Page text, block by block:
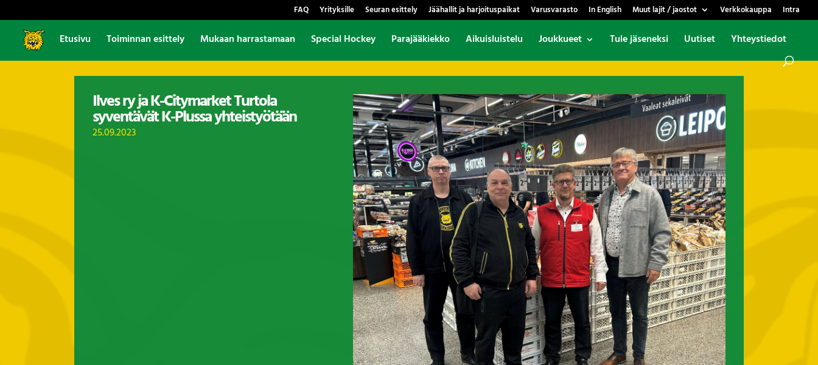
FAQ Yrityksille Seuran esittely Jäähallit ja harjoituspaikat Varusvarasto In English Muut lajit / jaostot Verkkokauppa Intra
Etusivu Toiminnan esittely Mukaan harrastamaan Special Hockey Parajääkiekko Aikuisluistelu Joukkueet Tule jäseneksi Uutiset Yhteystiedot
Ilves ry ja K-Citymarket Turtola
syventävät K-Plussa yhteistyötään
25.09.2023